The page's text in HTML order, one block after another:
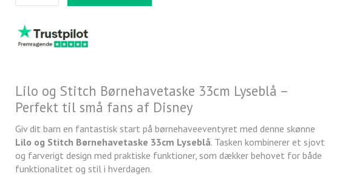
Lilo og Stitch Børnehavetaske 33cm Lyseblå –
Perfekt til små fans af Disney
Giv dit barn en fantastisk start på børnehaveeventyret med denne skønne
Lilo og Stitch Børnehavetaske 33cm Lyseblå. Tasken kombinerer et sjovt
og farverigt design med praktiske funktioner, som dækker behovet for både
funktionalitet og stil i hverdagen.